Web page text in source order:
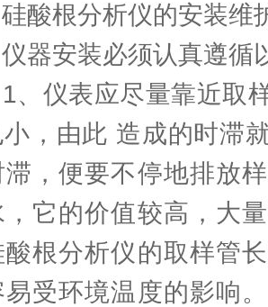
根分析仪的安装维
安装必须认真遵循
仪表应尽量靠近取样
，由此 造成的时滞
滞，便要不停地排放
它的价值较高，大
根分析仪的取样管
受环境温度的影响